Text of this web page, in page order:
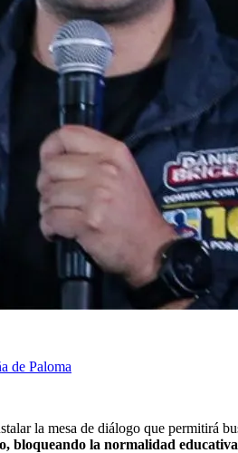
de Paloma
la mesa de diálogo que permitirá
bloqueando la normalidad